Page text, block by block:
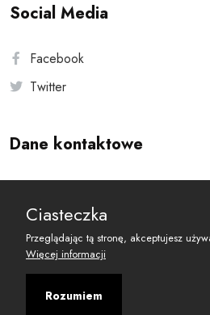
Social Media
Facebook
Twitter
Dane kontaktowe
reset@resetobywatelski.pl
Ciasteczka
Przeglądając tą stronę, akceptujesz
Więcej informacji
Rozumiem